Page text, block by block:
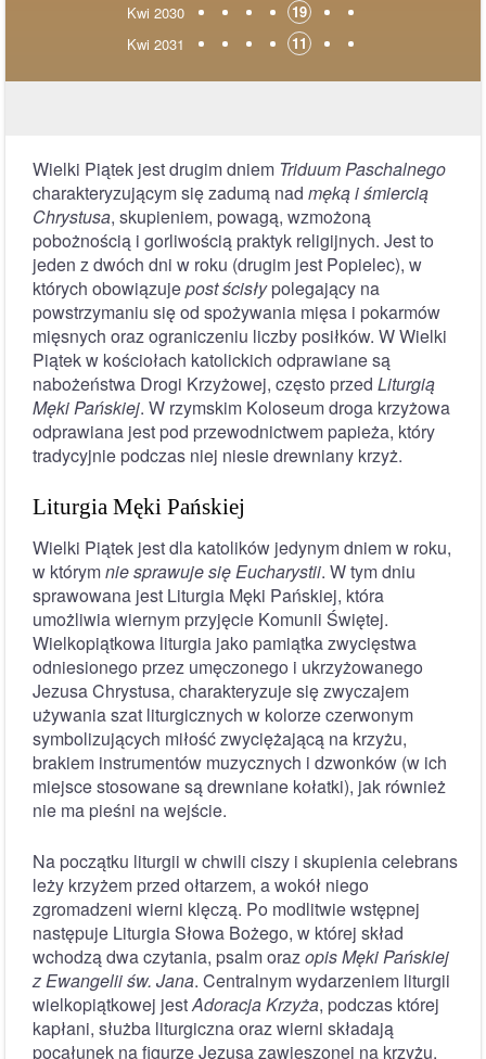
Kwi 2030
19
Kwi 2031
11
Wielki Piątek jest drugim dniem Triduum Paschalnego
charakteryzującym się zadumą nad męką i śmiercią
Chrystusa, skupieniem, powagą, wzmożoną
pobożnością i gorliwością praktyk religijnych. Jest to
jeden z dwóch dni w roku (drugim jest Popielec), w
których obowiązujepost ścisłypolegający na
powstrzymaniu się od spożywania mięsa i pokarmów
mięsnych oraz ograniczeniu liczby posiłków. W Wielki
Piątek w kościołach katolickich odprawiane są
nabożeństwa Drogi Krzyżowej, często przed Liturgią
Męki Pańskiej. W rzymskim Koloseum droga krzyżowa
odprawiana jest pod przewodnictwem papieża, który
tradycyjnie podczas niej niesie drewniany krzyż.
Liturgia Męki Pańskiej
Wielki Piątek jest dla katolików jedynym dniem w roku,
w którymnie sprawuje się Eucharystii. W tym dniu
sprawowana jest Liturgia Męki Pańskiej, która
umożliwia wiernym przyjęcie Komunii Świętej.
Wielkopiątkowa liturgia jako pamiątka zwycięstwa
odniesionego przez umęczonego i ukrzyżowanego
Jezusa Chrystusa, charakteryzuje się zwyczajem
używania szat liturgicznych w kolorze czerwonym
symbolizujących miłość zwyciężającą na krzyżu,
brakiem instrumentów muzycznych i dzwonków (w ich
miejsce stosowane są drewniane kołatki), jak również
nie ma pieśni na wejście.
Na początku liturgii w chwili ciszy i skupienia celebrans
leży krzyżem przed ołtarzem, a wokół niego
zgromadzeni wierni klęczą. Po modlitwie wstępnej
następuje Liturgia Słowa Bożego, w której skład
wchodzą dwa czytania, psalm orazopis Męki Pańskiej
z Ewangelii św. Jana. Centralnym wydarzeniem liturgii
wielkopiątkowej jestAdoracja Krzyża, podczas której
kapłani, służba liturgiczna oraz wierni składają
pocałunek na figurze Jezusa zawieszonej na krzyżu.